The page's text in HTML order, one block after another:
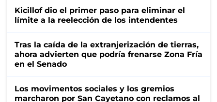
Kicillof dio el primer paso para eliminar el
límite a la reelección de los intendentes
Tras la caída de la extranjerización de tierras,
ahora advierten que podría frenarse Zona Fría
en el Senado
Los movimentos sociales y los gremios
marcharon por San Cayetano con reclamos al